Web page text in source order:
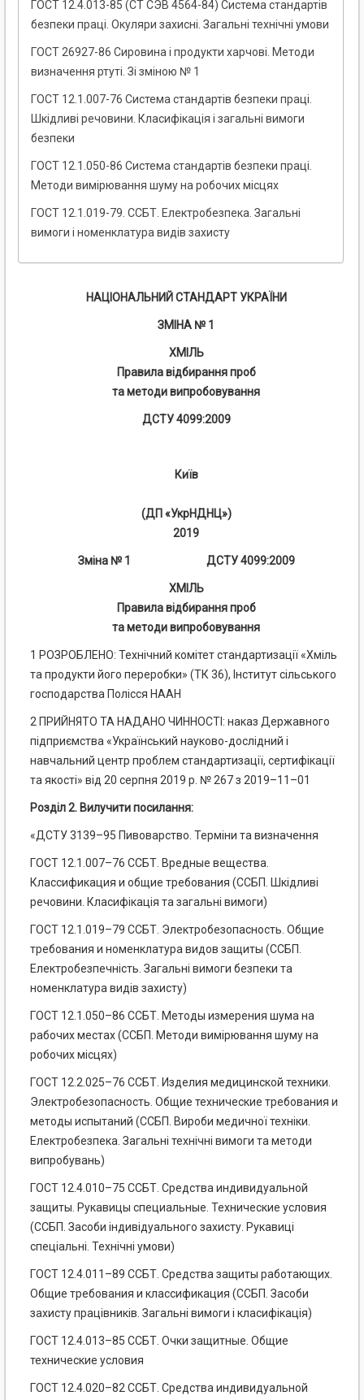
ГОСТ 12.4.013-85 (СТ СЭВ 4564-84) Система стандартів
безпеки праці. Окуляри захисні. Загальні технічні умови
ГОСТ 26927-86 Сировина і продукти харчові. Методи
визначення ртуті. Зі зміною № 1
ГОСТ 12.1.007-76 Система стандартів безпеки праці.
Шкідливі речовини. Класифікація і загальні вимоги
безпеки
ГОСТ 12.1.050-86 Система стандартів безпеки праці.
Методи вимірювання шуму на робочих місцях
ГОСТ 12.1.019-79. ССБТ. Електробезпека. Загальні
вимоги і номенклатура видів захисту
НАЦІОНАЛЬНИЙ СТАНДАРТ УКРАЇНИ
ЗМІНА № 1
ХМІЛЬ
Правила відбирання проб
та методи випробовування
ДСТУ 4099:2009
Київ
(ДП «УкрНДНЦ»)
2019
Зміна № 1 ДСТУ 4099:2009
ХМІЛЬ
Правила відбирання проб
та методи випробовування
1 РОЗРОБЛЕНО: Технічний комітет стандартизації «Хміль
та продукти його переробки» (ТК 36), Інститут сільського
господарства Полісся НААН
2 ПРИЙНЯТО ТА НАДАНО ЧИННОСТІ: наказ Державного
підприємства «Український науково-дослідний і
навчальний центр проблем стандартизації, сертифікації
та якості» від 20 серпня 2019 р. № 267 з 2019–11–01
Розділ 2. Вилучити посилання:
«ДСТУ 3139–95 Пивоварство. Терміни та визначення
ГОСТ 12.1.007–76 ССБТ. Вредные вещества.
Классификация и общие требования (ССБП. Шкідливі
речовини. Класифікація та загальні вимоги)
ГОСТ 12.1.019–79 ССБТ. Электробезопасность. Общие
требования и номенклатура видов защиты (ССБП.
Електробезпечність. Загальні вимоги безпеки та
номенклатура видів захисту)
ГОСТ 12.1.050–86 ССБТ. Методы измерения шума на
рабочих местах (ССБП. Методи вимірювання шуму на
робочих місцях)
ГОСТ 12.2.025–76 ССБТ. Изделия медицинской техники.
Электробезопасность. Общие технические требования и
методы испытаний (ССБП. Вироби медичної техніки.
Електробезпека. Загальні технічні вимоги та методи
випробувань)
ГОСТ 12.4.010–75 ССБТ. Средства индивидуальной
защиты. Рукавицы специальные. Технические условия
(ССБП. Засоби індивідуального захисту. Рукавиці
спеціальні. Технічні умови)
ГОСТ 12.4.011–89 ССБТ. Средства защиты работающих.
Общие требования и классификация (ССБП. Засоби
захисту працівників. Загальні вимоги і класифікація)
ГОСТ 12.4.013–85 ССБТ. Очки защитные. Общие
технические условия
ГОСТ 12.4.020–82 ССБТ. Средства индивидуальной